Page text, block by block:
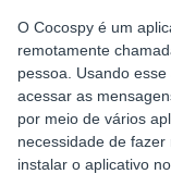
O Cocospy é um
remotamente
pessoa. Usando
acessar as
por meio de vários
necessidade de
instalar o aplicativo